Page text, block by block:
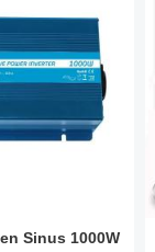
Sinus 1000W